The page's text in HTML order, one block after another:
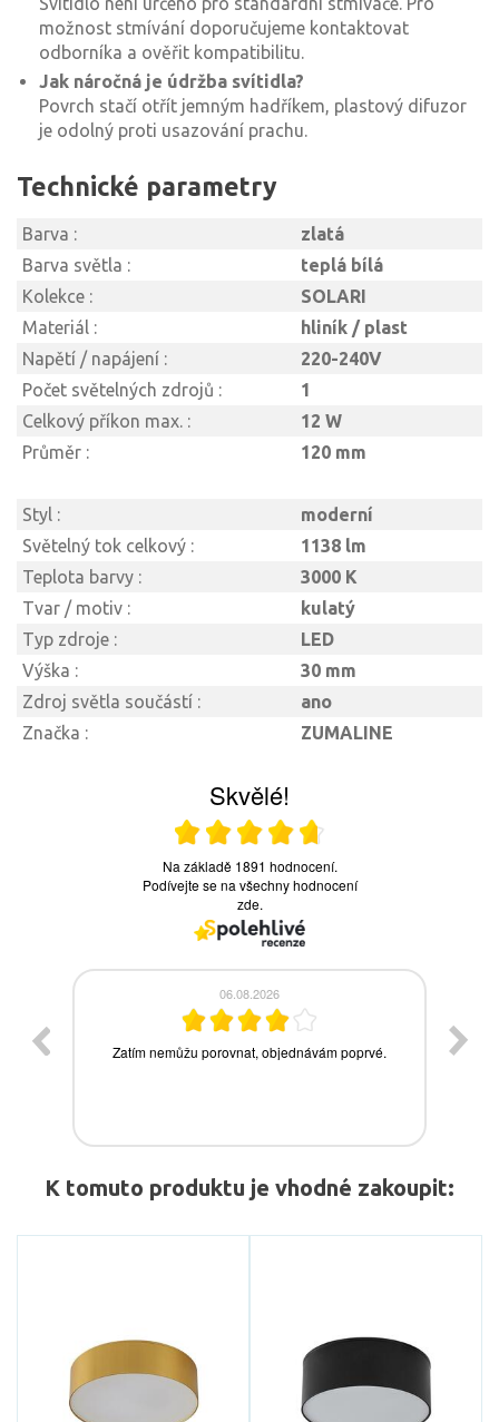
možnost stmívání doporučujeme kontaktovat
odborníka a ověřit kompatibilitu.
Jak náročná je údržba svítidla?
Povrch stačí otřít jemným hadříkem, plastový difuzor
je odolný proti usazování prachu.
Technické parametry
Barva :
zlatá
Barva světla :
teplá bílá
Kolekce :
SOLARI
Materiál :
hliník / plast
Napětí / napájení :
220-240V
Počet světelných zdrojů :
1
Celkový příkon max. :
12 W
Průměr :
120 mm
Styl :
moderní
Světelný tok celkový :
1138 lm
Teplota barvy :
3000 K
Tvar / motiv :
kulatý
Typ zdroje :
LED
Výška :
30 mm
Zdroj světla součástí :
ano
Značka :
ZUMALINE
K tomuto produktu je vhodné zakoupit: